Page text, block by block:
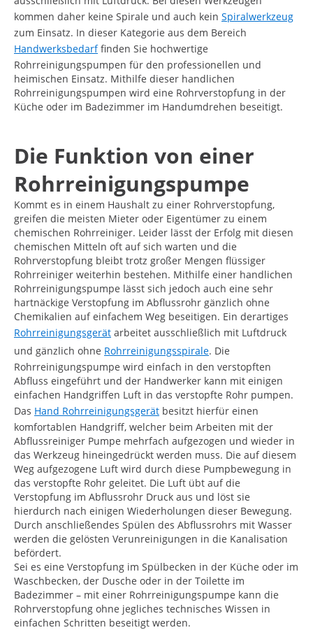
kommen daher keine Spirale und auch kein Spiralwerkzeug
zum Einsatz. In dieser Kategorie aus dem Bereich
Handwerksbedarffinden Sie hochwertige
Rohrreinigungspumpen für den professionellen und
heimischen Einsatz. Mithilfe dieser handlichen
Rohrreinigungspumpen wird eine Rohrverstopfung in der
Küche oder im Badezimmer im Handumdrehen beseitigt.
Die Funktion von einer
Rohrreinigungspumpe
Kommt es in einem Haushalt zu einer Rohrverstopfung,
greifen die meisten Mieter oder Eigentümer zu einem
chemischen Rohrreiniger. Leider lässt der Erfolg mit diesen
chemischen Mitteln oft auf sich warten und die
Rohrverstopfung bleibt trotz großer Mengen flüssiger
Rohrreiniger weiterhin bestehen. Mithilfe einer handlichen
Rohrreinigungspumpe lässt sich jedoch auch eine sehr
hartnäckige Verstopfung im Abflussrohr gänzlich ohne
Chemikalien auf einfachem Weg beseitigen. Ein derartiges
Rohrreinigungsgerät arbeitet ausschließlich mit Luftdruck
und gänzlich ohne Rohrreinigungsspirale. Die
Rohrreinigungspumpe wird einfach in den verstopften
Abfluss eingeführt und der Handwerker kann mit einigen
einfachen Handgriffen Luft in das verstopfte Rohr pumpen.
Das Hand Rohrreinigungsgerät besitzt hierfür einen
komfortablen Handgriff, welcher beim Arbeiten mit der
Abflussreiniger Pumpe mehrfach aufgezogen und wieder in
das Werkzeug hineingedrückt werden muss. Die auf diesem
Weg aufgezogene Luft wird durch diese Pumpbewegung in
das verstopfte Rohr geleitet. Die Luft übt auf die
Verstopfung im Abflussrohr Druck aus und löst sie
hierdurch nach einigen Wiederholungen dieser Bewegung.
Durch anschließendes Spülen des Abflussrohrs mit Wasser
werden die gelösten Verunreinigungen in die Kanalisation
befördert.
Sei es eine Verstopfung im Spülbecken in der Küche oder im
Waschbecken, der Dusche oder in der Toilette im
Badezimmer – mit einer Rohrreinigungspumpe kann die
Rohrverstopfung ohne jegliches technisches Wissen in
einfachen Schritten beseitigt werden.